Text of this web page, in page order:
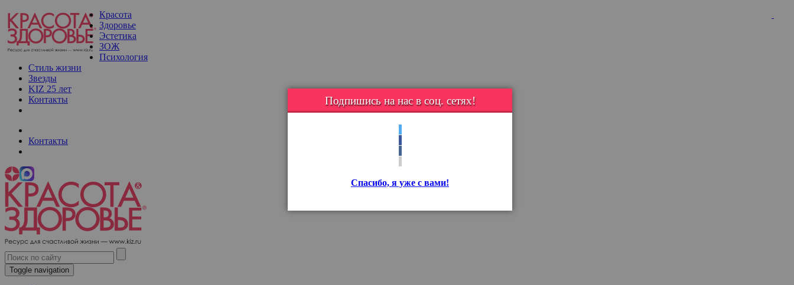
Красота
Здоровье
Эстетика
ЗОЖ
Психология
Стиль жизни
Звезды
KIZ 25 лет
Контакты
Контакты
Toggle navigation
Подпишись на нас в соц. сетях!
Спасибо, я уже с вами!